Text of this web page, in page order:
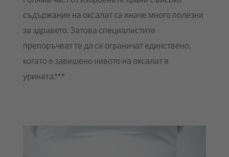
съдържание на оксалат са иначе много полезни
за здравето. Затова специалистите
препоръчват те да се ограничат единствено,
когато е завишено нивото на оксалат в
урината.***